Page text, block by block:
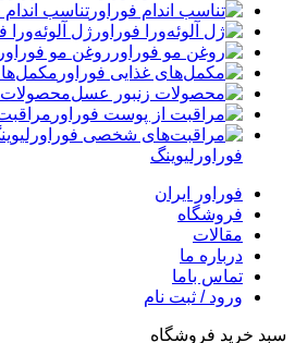
تناسب اندام
ژل آلوئه‌ورا
روغن مو فوراور
فوراورلیوینگ
فوراور ایران
فروشگاه
مقالات
درباره ما
تماس باما
ورود / ثبت نام
سبد خرید فروشگاه